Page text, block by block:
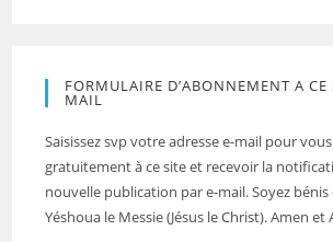
FORMULAIRE D’ABONNEMENT A CE
MAIL
Saisissez svp votre adresse e-mail pour
gratuitement à ce site et recevoir la
nouvelle publication par e-mail. Soyez bénis
Yéshoua le Messie (Jésus le Christ). Amen et